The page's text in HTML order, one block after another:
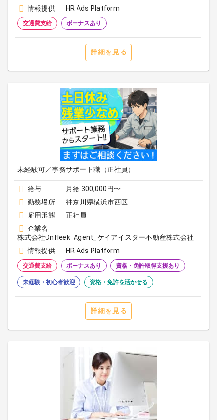
情報提供
HR Ads Platform
交通費支給 ボーナスあり
詳細を見る
未経験可／事務サポート職（正社員）
給与
月給 300,000円〜
勤務場所
神奈川県横浜市西区
雇用形態
正社員
企業名
株式会社Onfleek Agent_ケイアイスター不動産株式会社
情報提供
HR Ads Platform
交通費支給 ボーナスあり 資格・免許取得支援あり
未経験・初心者歓迎 資格・免許を活かせる
詳細を見る